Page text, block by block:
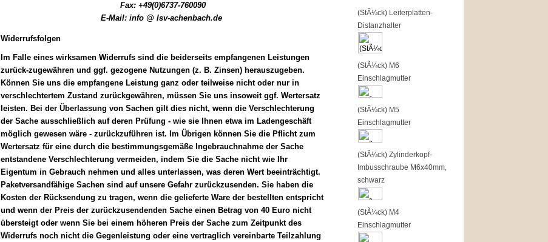
Fax: +49(0)6737-760090
E-Mail: info @ lsv-achenbach.de
Widerrufsfolgen
Im Falle eines wirksamen Widerrufs sind die beiderseits empfangenen Leistungen
zurück-zugewähren und ggf. gezogene Nutzungen (z. B. Zinsen) herauszugeben.
Können Sie uns die empfangene Leistung ganz oder teilweise nicht oder nur in
verschlechtertem Zustand zurückgewähren, müssen Sie uns insoweit ggf. Wertersatz
leisten. Bei der Überlassung von Sachen gilt dies nicht, wenn die Verschlechterung
der Sache ausschließlich auf deren Prüfung - wie sie Ihnen etwa im Ladengeschäft
möglich gewesen wäre - zurückzuführen ist. Im Übrigen können Sie die Pflicht zum
Wertersatz für eine durch die bestimmungsgemäße Ingebrauchnahme der Sache
entstandene Verschlechterung vermeiden, indem Sie die Sache nicht wie Ihr
Eigentum in Gebrauch nehmen und alles unterlassen, was deren Wert beeinträchtigt.
Paketversandfähige Sachen sind auf unsere Gefahr zurückzusenden. Sie haben die
Kosten der Rücksendung zu tragen, wenn die gelieferte Ware der bestellten entspricht
und wenn der Preis der zurückzusendenden Sache einen Betrag von 40 Euro nicht
übersteigt oder wenn Sie bei einem höheren Preis der Sache zum Zeitpunkt des
Widerrufs noch nicht die Gegenleistung oder eine vertraglich vereinbarte Teilzahlung
(StÃ¼ck) Leiterplatten-
Distanzhalter
(StÃ¼ck) M6
Einschlagmutter
(StÃ¼ck) M5
Einschlagmutter
(StÃ¼ck) Zylinderkopf-
Imbusschraube M6x40mm,
schwarz
(StÃ¼ck) M4
Einschlagmutter